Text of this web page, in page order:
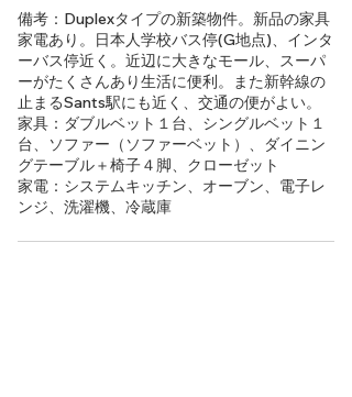
備考：Duplexタイプの新築物件。新品の家具
家電あり。日本人学校バス停(G地点)、インタ
ーバス停近く。近辺に大きなモール、スーパ
ーがたくさんあり生活に便利。また新幹線の
止まるSants駅にも近く、交通の便がよい。
家具：ダブルベット１台、シングルベット１
台、ソファー（ソファーベット）、ダイニン
グテーブル＋椅子４脚、クローゼット
家電：システムキッチン、オーブン、電子レ
ンジ、洗濯機、冷蔵庫